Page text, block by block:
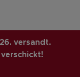
versandt.